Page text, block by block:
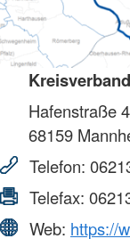
Hafenstraße
68159
Telefon:
Telefax:
Web: https://